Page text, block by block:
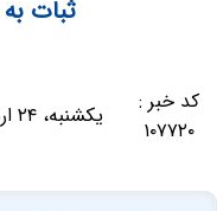
ثبات
کد خبر :
۱۰۷۷۲۰
یکشنبه، ۲۴ اردیبهشت ۱۴۰۲ - ۰۸:۳۵:۵۱